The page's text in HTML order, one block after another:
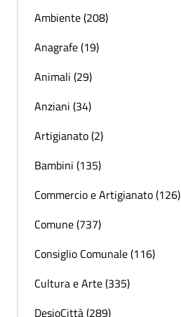
Ambiente (208)
Anagrafe (19)
Animali (29)
Anziani (34)
Artigianato (2)
Bambini (135)
Commercio e Artigianato (126)
Comune (737)
Consiglio Comunale (116)
Cultura e Arte (335)
DesioCittà (289)